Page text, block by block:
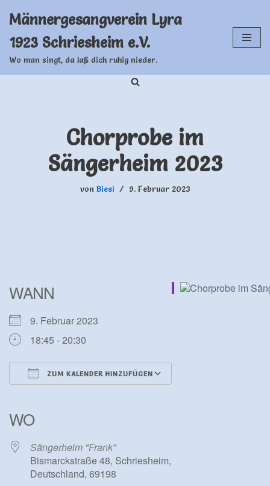
Inhalt
springen
Männergesangverein Lyra
1923 Schriesheim e.V.
Wo man singt, da laß dich ruhig nieder.
Chorprobe im
Sängerheim 2023
von Biesi 9. Februar 2023
WANN
9. Februar 2023
18:45 - 20:30
ZUM KALENDER HINZUFÜGEN
WO
Sängerheim "Frank"
Bismarckstraße 48, Schriesheim,
Deutschland, 69198